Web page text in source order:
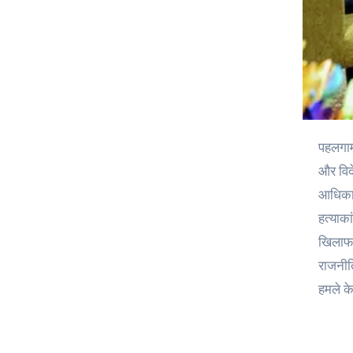
पहलगाम में हुए आतंकी हमले के बाद सऊदी अरब से दिल्ली पहुंचने पर प्रधानमंत्री नरेंद्र मोदी ने बुधवार को राष्ट्रीय सुरक्षा सलाहकार अजीत डोभाल
और
हमले के